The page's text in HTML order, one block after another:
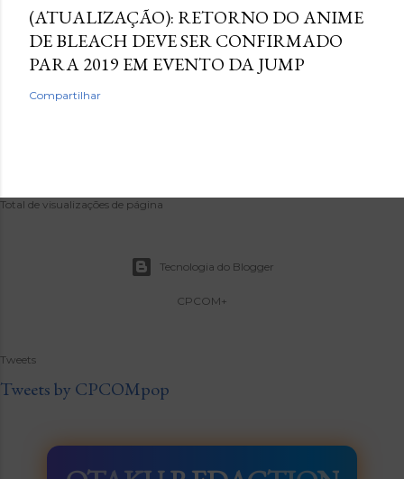
(ATUALIZAÇÃO): RETORNO DO ANIME
DE BLEACH DEVE SER CONFIRMADO
PARA 2019 EM EVENTO DA JUMP
Compartilhar
Total de visualizações de página
Tecnologia do Blogger
CPCOM+
Tweets
Tweets by CPCOMpop